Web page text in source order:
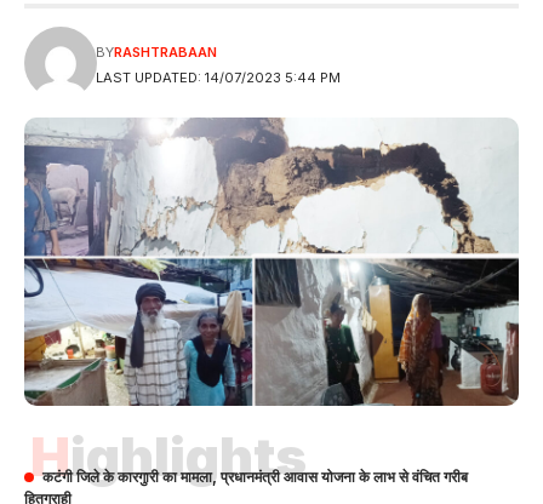
LAST UPDATED: 14/07/2023 5:44 PM
BYRASHTRABAAN
Highlights
कटंगी जिले के कारगुारी का मामला, प्रधानमंत्री आवास योजना के लाभ से वंचित गरीब
हितग्राही